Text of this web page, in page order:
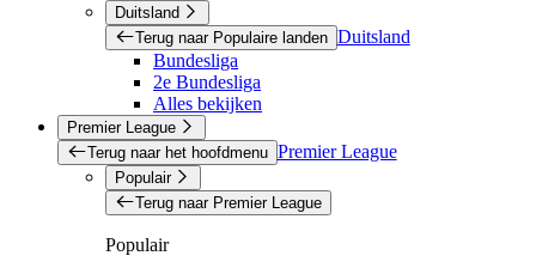
Duitsland
Terug naar Populaire landen Duitsland
Bundesliga
2e Bundesliga
Alles bekijken
Premier League
Terug naar het hoofdmenu Premier League
Populair
Terug naar Premier League
Populair